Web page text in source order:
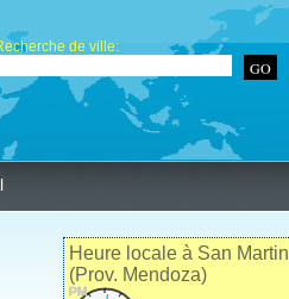
de ville:
Heure locale à San Martin
(Prov. Mendoza)
PM